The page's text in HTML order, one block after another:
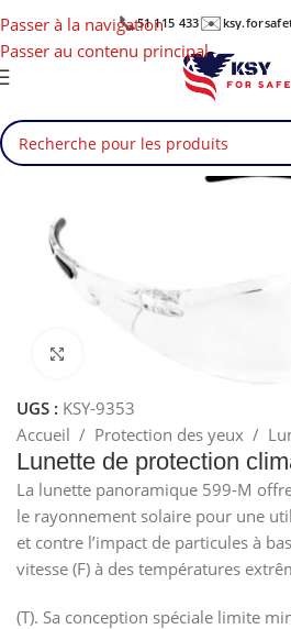
Passer à la navigation
Passer au contenu principal
📞51 115 433✉️
UGS : KSY-9353
Accueil / Protection des yeux /
Lunette de protection
La lunette panoramique 599-M
le rayonnement solaire pour une
et contre l’impact de particules à
vitesse (F) à des températures
(T). Sa conception spéciale limite